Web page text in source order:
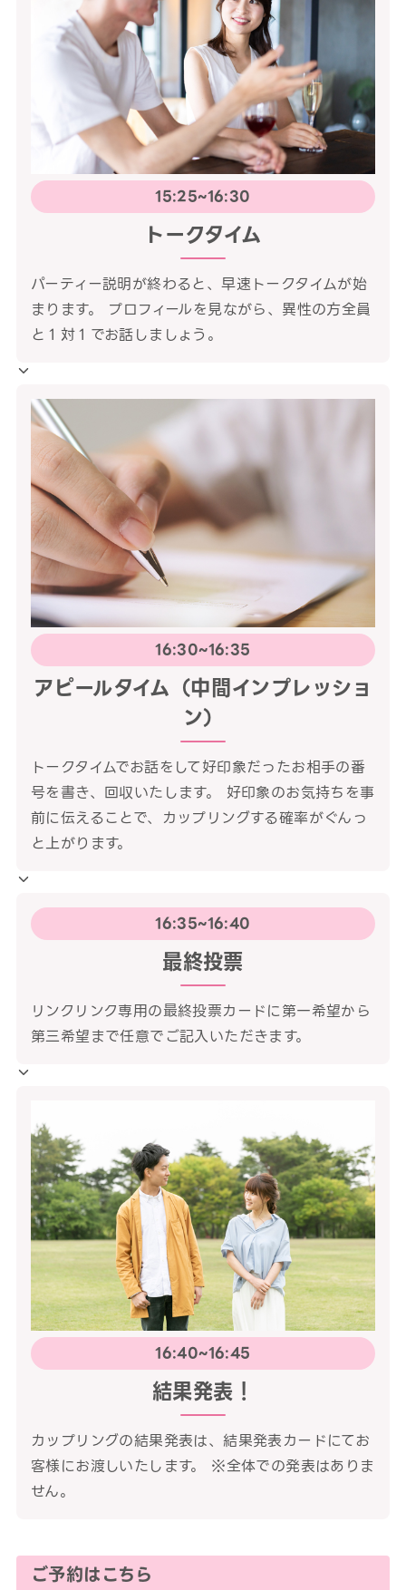
15:25~16:30
トークタイム
パーティー説明が終わると、早速トークタイムが始
まります。 プロフィールを見ながら、異性の方全員
と１対１でお話しましょう。
16:30~16:35
アピールタイム（中間インプレッショ
ン）
トークタイムでお話をして好印象だったお相手の番
号を書き、回収いたします。 好印象のお気持ちを事
前に伝えることで、カップリングする確率がぐんっ
と上がります。
16:35~16:40
最終投票
リンクリンク専用の最終投票カードに第一希望から
第三希望まで任意でご記入いただきます。
16:40~16:45
結果発表！
カップリングの結果発表は、結果発表カードにてお
客様にお渡しいたします。 ※全体での発表はありま
せん。
ご予約はこちら